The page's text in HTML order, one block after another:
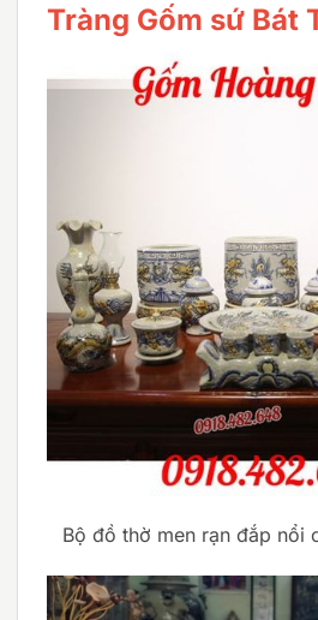
Tràng Gốm sứ Bát
Bộ đồ thờ men rạn đắp nổi